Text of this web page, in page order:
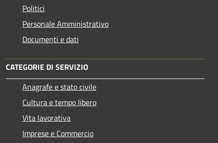
Politici
Personale Amministrativo
Documenti e dati
CATEGORIE DI SERVIZIO
Anagrafe e stato civile
Cultura e tempo libero
Vita lavorativa
Imprese e Commercio